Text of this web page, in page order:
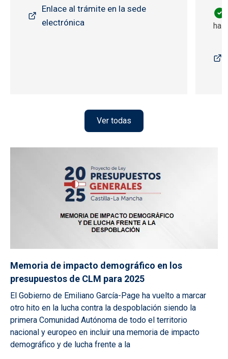
Enlace al trámite en la sede
electrónica
Ver todas
Memoria de impacto demográfico en los
presupuestos de CLM para 2025
El Gobierno de Emiliano García-Page ha vuelto a marcar
otro hito en la lucha contra la despoblación siendo la
primera Comunidad Autónoma de todo el territorio
nacional y europeo en incluir una memoria de impacto
demográfico y de lucha frente a la